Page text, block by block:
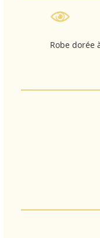
Robe dorée